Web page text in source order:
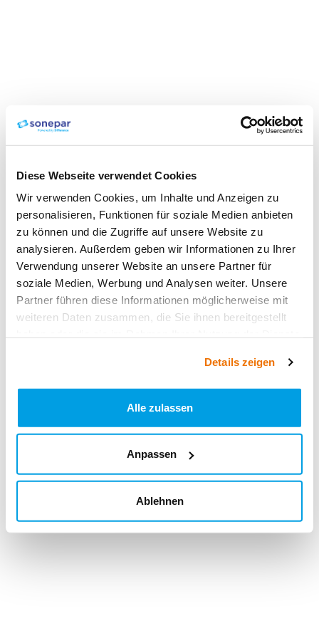
Diese Webseite verwendet Cookies
Wir verwenden Cookies, um Inhalte und Anzeigen zu
personalisieren, Funktionen für soziale Medien anbieten
zu können und die Zugriffe auf unsere Website zu
analysieren. Außerdem geben wir Informationen zu Ihrer
Verwendung unserer Website an unsere Partner für
soziale Medien, Werbung und Analysen weiter. Unsere
Partner führen diese Informationen möglicherweise mit
weiteren Daten zusammen, die Sie ihnen bereitgestellt
Details zeigen
Alle zulassen
Anpassen
Ablehnen